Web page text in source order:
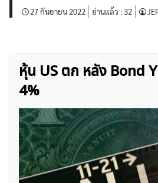
กองทุน Forex
ฟรี EA
27 กันยายน 2022 อ่านแล้ว :32
หุ้น US ตก หลัง Bond
4%